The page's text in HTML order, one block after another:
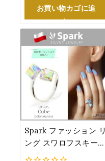
ント デニム・ブルー
お買い物カゴに追
加
Spark ファッション リ
ング スワロフスキー
®・クリスタル キュー